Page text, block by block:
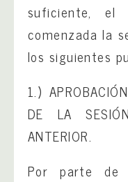
suficiente, el
comenzada la
los siguientes
1.)
DE LA
ANTERIOR.
Por parte de